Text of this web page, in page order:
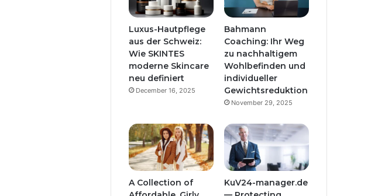
Luxus-Hautpflege
aus der Schweiz:
Wie SKINTES
moderne Skincare
neu definiert
December 16, 2025
Bahmann
Coaching: Ihr Weg
zu nachhaltigem
Wohlbefinden und
individueller
Gewichtsreduktion
November 29, 2025
A Collection of
KuV24-manager.de